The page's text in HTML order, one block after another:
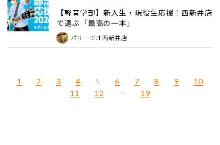
【軽音学部】新入生・現役生応援！西新井店
で選ぶ「最高の一本」
パサージオ西新井店
1 2 3 4 5 6 7 8 9
10
11
12 … 19